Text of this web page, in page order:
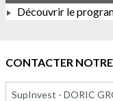
À PARTIR DE 168
Découvrir le
CONTACTER
SupInvest - DORIC